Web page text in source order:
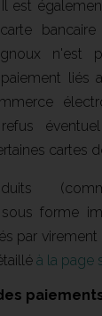
est
n'est
liés
cartes
forme
par
à la page